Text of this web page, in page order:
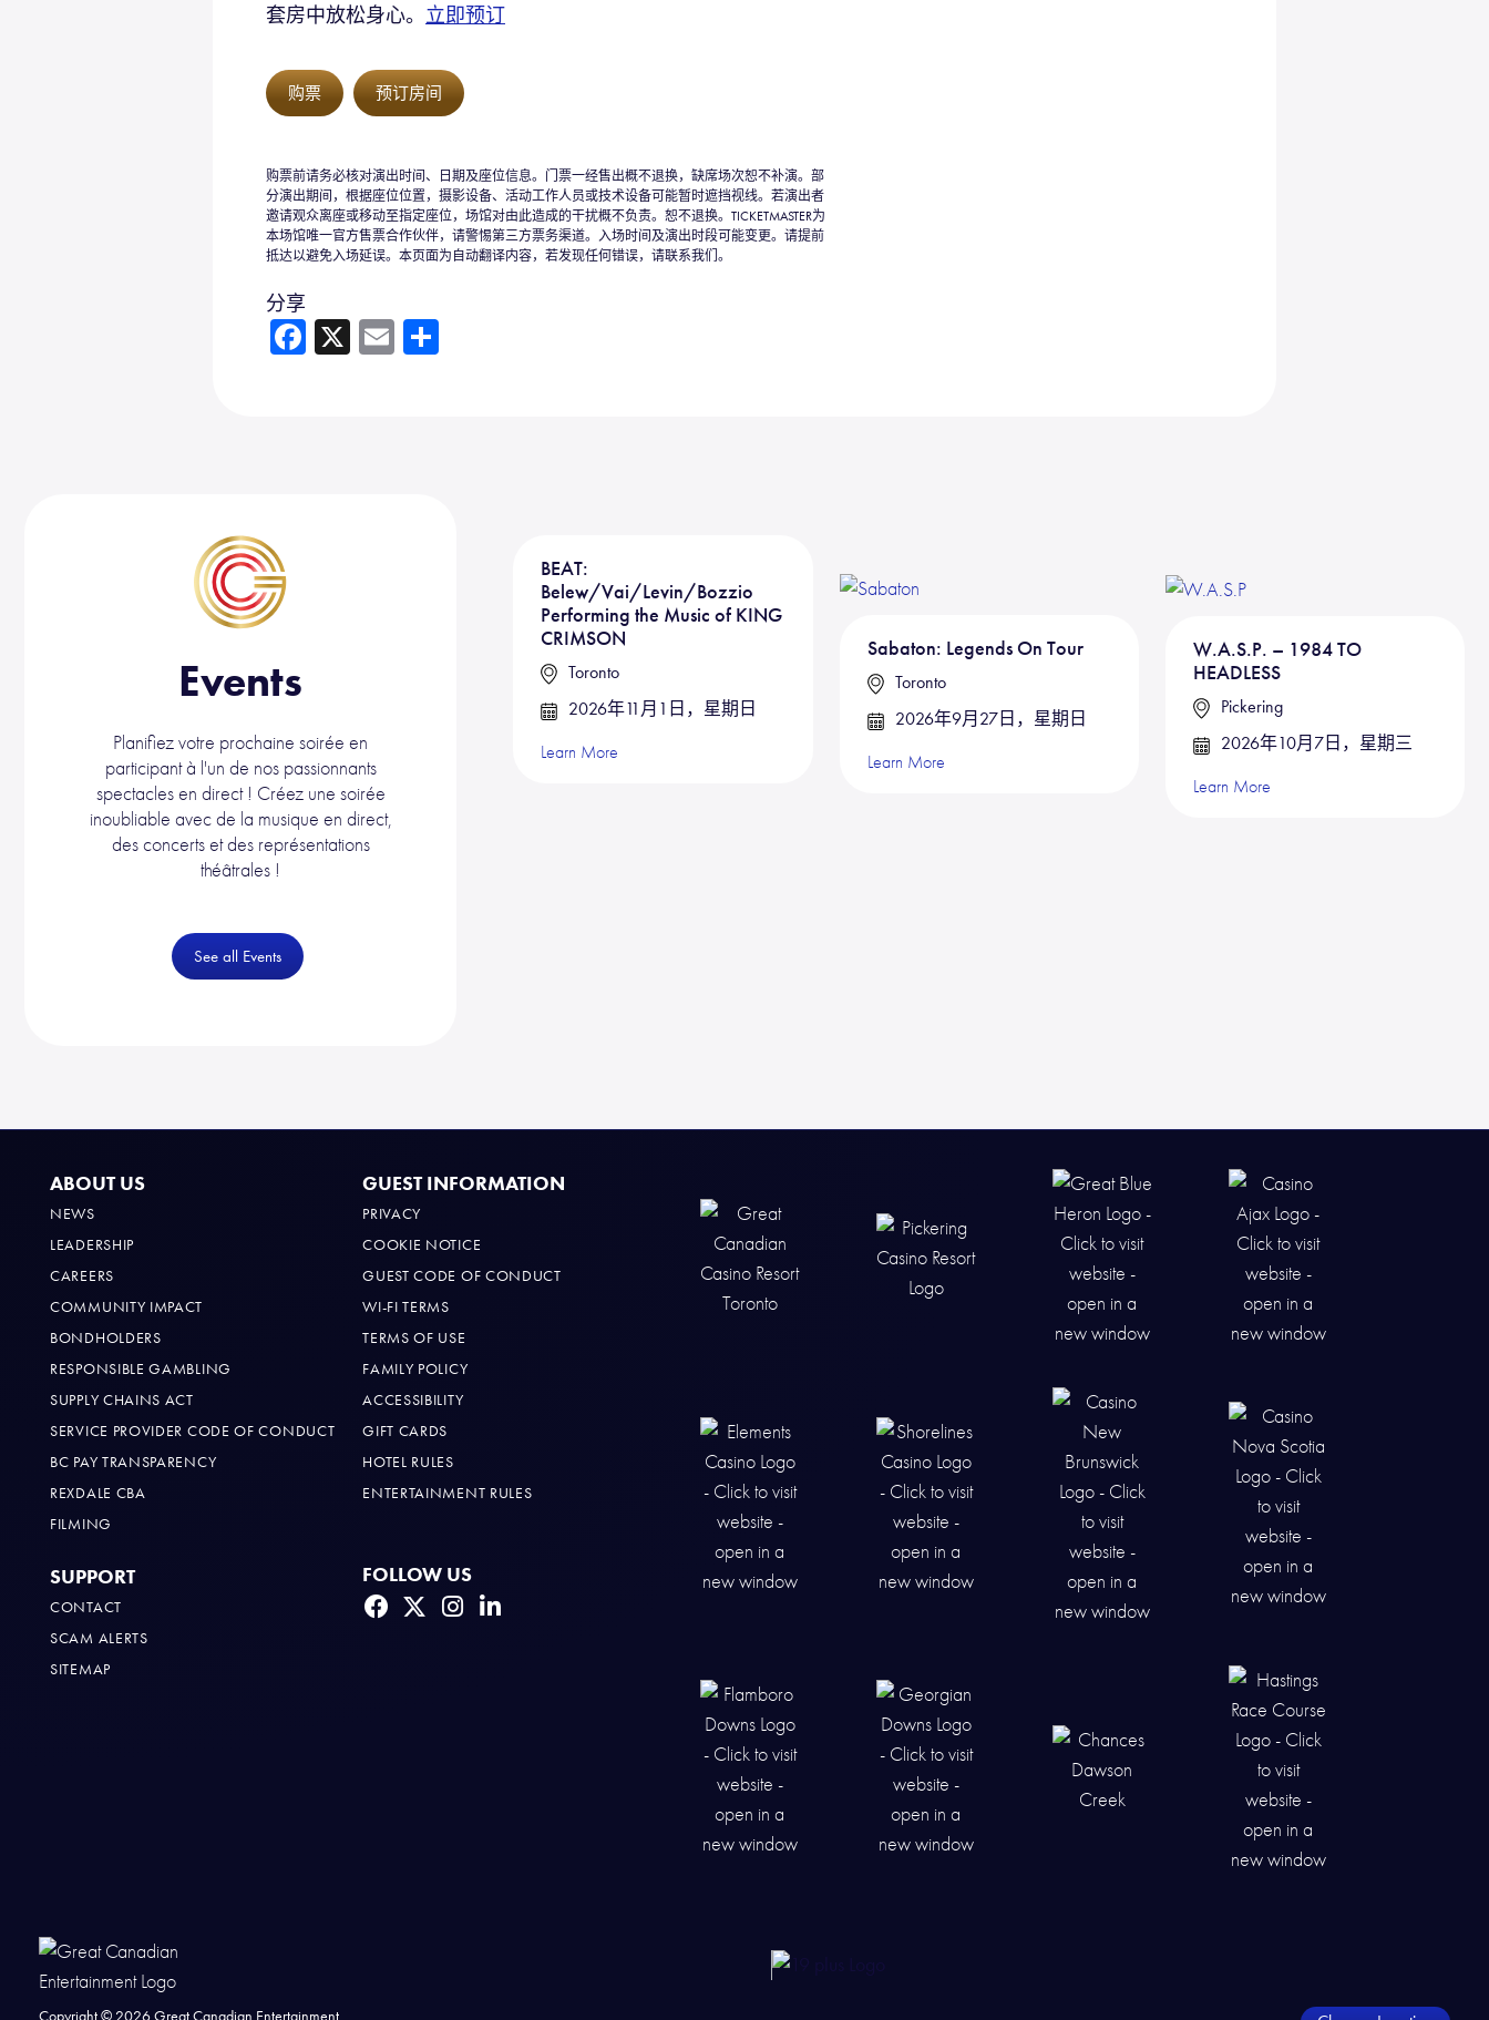
套房中放松身心。 立即预订
购票 预订房间
购票前请务必核对演出时间、日期及座位信息。门票一经售出概不退换，缺席场次恕不补演。部
分演出期间，根据座位位置，摄影设备、活动工作人员或技术设备可能暂时遮挡视线。若演出者
邀请观众离座或移动至指定座位，场馆对由此造成的干扰概不负责。恕不退换。TICKETMASTER为
本场馆唯一官方售票合作伙伴，请警惕第三方票务渠道。入场时间及演出时段可能变更。请提前
抵达以避免入场延误。本页面为自动翻译内容，若发现任何错误，请联系我们。
分享
Fa X
E
Events
Planifiez votre prochaine soirée en
participant à l'un de nos passionnants
spectacles en direct ! Créez une soirée
inoubliable avec de la musique en direct,
des concerts et des représentations
théâtrales !
See all Events
BEAT:
Belew/Vai/Levin/Bozzio
Performing the Music of KING
CRIMSON
Toronto
2026年11月1日，星期日
Learn More
Sabaton: Legends On Tour
Toronto
2026年9月27日，星期日
Learn More
W.A.S.P. – 1984 TO
HEADLESS
Pickering
2026年10月7日，星期三
Learn More
ABOUT US
NEWS
LEADERSHIP
CAREERS
COMMUNITY IMPACT
BONDHOLDERS
RESPONSIBLE GAMBLING
SUPPLY CHAINS ACT
SERVICE PROVIDER CODE OF CONDUCT
BC PAY TRANSPARENCY
REXDALE CBA
FILMING
SUPPORT
CONTACT
SCAM ALERTS
SITEMAP
GUEST INFORMATION
PRIVACY
COOKIE NOTICE
GUEST CODE OF CONDUCT
WI-FI TERMS
TERMS OF USE
FAMILY POLICY
ACCESSIBILITY
GIFT CARDS
HOTEL RULES
ENTERTAINMENT RULES
FOLLOW US
Copyright © 2026Great Canadian Entertainment